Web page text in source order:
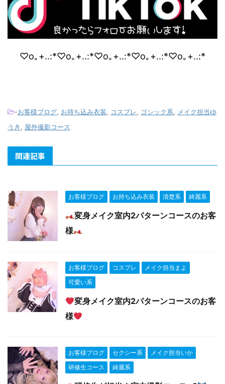
♡o｡+..:*♡o｡+..:*♡o｡+..:*♡o｡+..:*♡o｡+..:*
-お客様ブログ, お持ち込み衣装, コスプレ, ゴシック系, メイク担当ゆ
うき , 屋外撮影コース
関連記事
お客様ブログ お持ち込み衣装 清楚系 綺麗系
変身メイク室内2パターンコースのお客
様
お客様ブログ コスプレ
メイク担当まよ
可愛い系
‍変身メイク室内2パターンコースのお客
様
お客様ブログ セクシー系
メイク担当いか
研修生コース
綺麗系